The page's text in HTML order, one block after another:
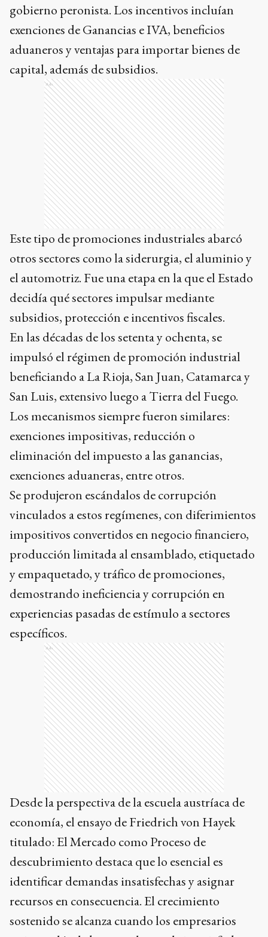
gobierno peronista. Los incentivos incluían
exenciones de Ganancias e IVA, beneficios
aduaneros y ventajas para importar bienes de
capital, además de subsidios.
Ads
Este tipo de promociones industriales abarcó
otros sectores como la siderurgia, el aluminio y
el automotriz. Fue una etapa en la que el Estado
decidía qué sectores impulsar mediante
subsidios, protección e incentivos fiscales.
En las décadas de los setenta y ochenta, se
impulsó el régimen de promoción industrial
beneficiando a La Rioja, San Juan, Catamarca y
San Luis, extensivo luego a Tierra del Fuego.
Los mecanismos siempre fueron similares:
exenciones impositivas, reducción o
eliminación del impuesto a las ganancias,
exenciones aduaneras, entre otros.
Se produjeron escándalos de corrupción
vinculados a estos regímenes, con diferimientos
impositivos convertidos en negocio financiero,
producción limitada al ensamblado, etiquetado
y empaquetado, y tráfico de promociones,
demostrando ineficiencia y corrupción en
experiencias pasadas de estímulo a sectores
específicos.
Ads
Desde la perspectiva de la escuela austríaca de
economía, el ensayo de Friedrich von Hayek
titulado: El Mercado como Proceso de
descubrimiento destaca que lo esencial es
identificar demandas insatisfechas y asignar
recursos en consecuencia. El crecimiento
sostenido se alcanza cuando los empresarios